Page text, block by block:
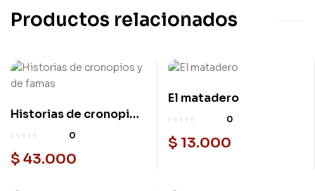
Productos relacionados
Historias de cronopios
y de famas0
$ 43.000
El matadero
0
$ 13.000